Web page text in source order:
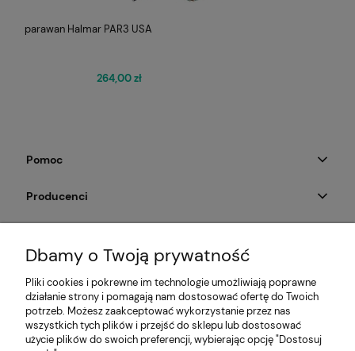
parawan Halmar PAR3 USA
264,00 zł
Pomoc
Producenci
Na skróty
Informacje
Dbamy o Twoją prywatność
Pliki cookies i pokrewne im technologie umożliwiają poprawne
działanie strony i pomagają nam dostosować ofertę do Twoich
potrzeb. Możesz zaakceptować wykorzystanie przez nas
wszystkich tych plików i przejść do sklepu lub dostosować
użycie plików do swoich preferencji, wybierając opcję "Dostosuj